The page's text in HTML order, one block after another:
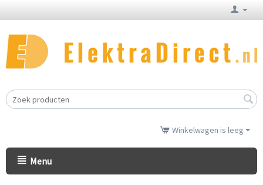
Winkelwagen is leeg
Menu